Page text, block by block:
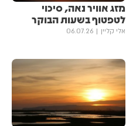
מזג אוויר נאה, סיכוי
לטפטוף בשעות הבוקר
אלי קליין 06.07.26